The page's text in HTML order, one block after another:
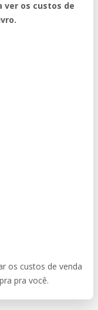
ver os custos de
os custos de venda
pra você.